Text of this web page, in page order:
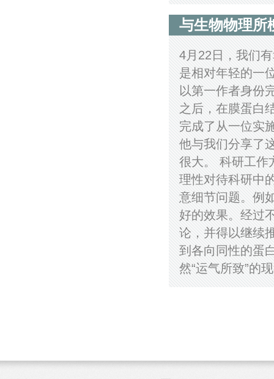
与生物物理所
4月22日，我们
是相对年轻的一
以第一作者身份
之后，在膜蛋白
完成了从一位实
他与我们分享了
很大。 科研工作
理性对待科研中
意细节问题。例
好的效果。经过
论，并得以继续
到各向同性的蛋
然“运气所致”的